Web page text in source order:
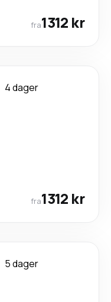
fra1312 kr
4 dager
fra1312 kr
5 dager